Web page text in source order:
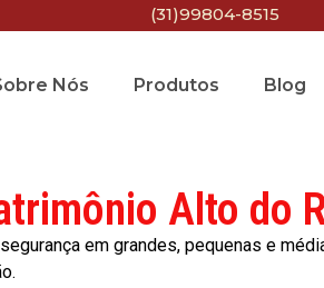
(31)99804-8515
Nós Produtos Blog
Alto do
em grandes, pequenas e